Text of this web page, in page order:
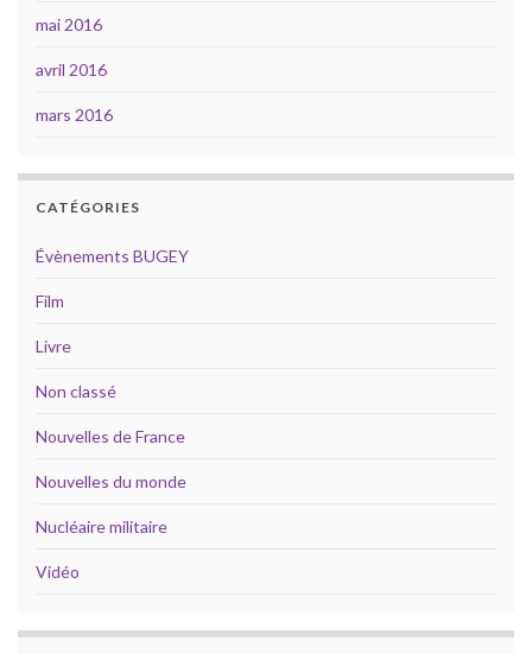
mai 2016
avril 2016
mars 2016
CATÉGORIES
Évènements BUGEY
Film
Livre
Non classé
Nouvelles de France
Nouvelles du monde
Nucléaire militaire
Vidéo